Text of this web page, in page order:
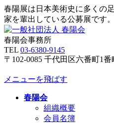
春陽展は日本美術史に多くの
家を輩出している公募展です。
春陽会事務所
TEL 03-6380-9145
〒102-0085 千代田区六番町1
メニューを飛ばす
春陽会
組織概要
会員名簿